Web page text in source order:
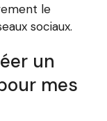
le
sociaux.
un
mes